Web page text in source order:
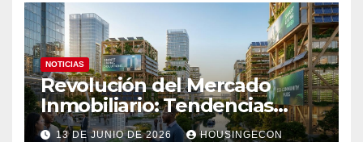
NOTICIAS
Revolución del Mercado
Inmobiliario: Tendencias
Clave 2023
13 DE JUNIO DE 2026 HOUSINGECON